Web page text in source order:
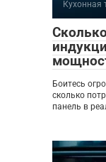
Кухонная
Боитесь
сколько
панель в